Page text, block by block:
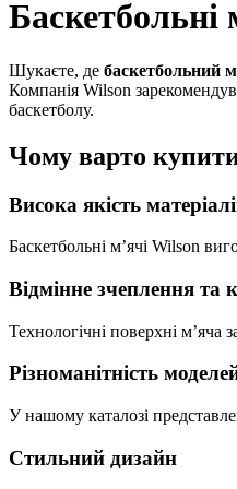
Шукаєте, де баскетбольний
Компанія Wilson
баскетболу.
Чому варто
Висока якість
Баскетбольні м’ячі Wilson
Відмінне зчеплення та
Технологічні поверхні м’яча
Різноманітність
У нашому каталозі
Стильний дизайн